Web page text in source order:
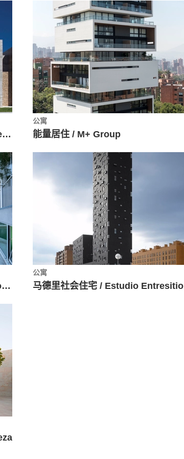
智利奥瓦列赌场酒店 / Turner Arquitectos
公寓
能量居住 / M+ Group
树木环绕的葡萄牙中学 / Cerejeira Fontes Arquitectos
公寓
马德里社会住宅 / Estudio Entresitio